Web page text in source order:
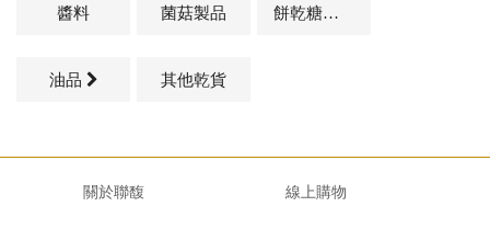
醬料 菌菇製品 餅乾糖果類
油品 其他乾貨
關於聯馥 線上購物